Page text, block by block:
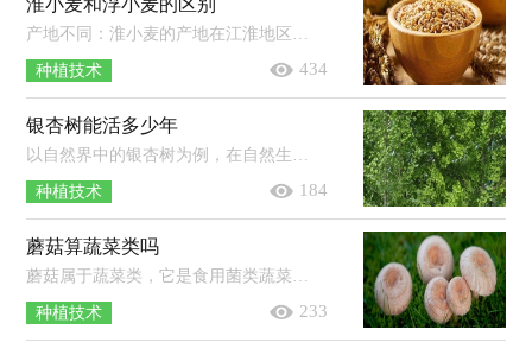
种植技术 434
银杏树能活多少年
种植技术 184
蘑菇算蔬菜类吗
种植技术 233